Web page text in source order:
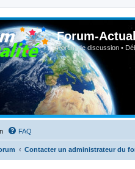
Forum-
Forum de discussion •
FAQ
Contacter un administrateur du